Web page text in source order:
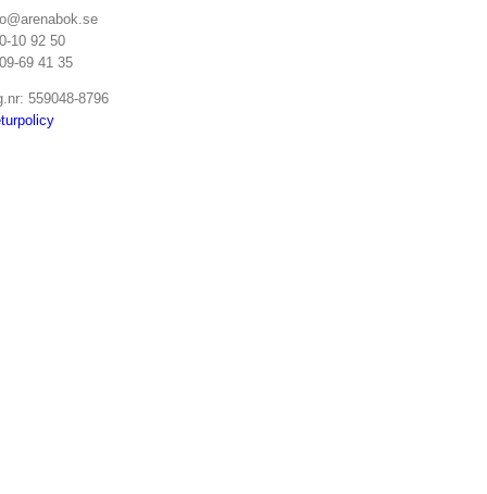
10 92 50
69 41 35
559048-8796